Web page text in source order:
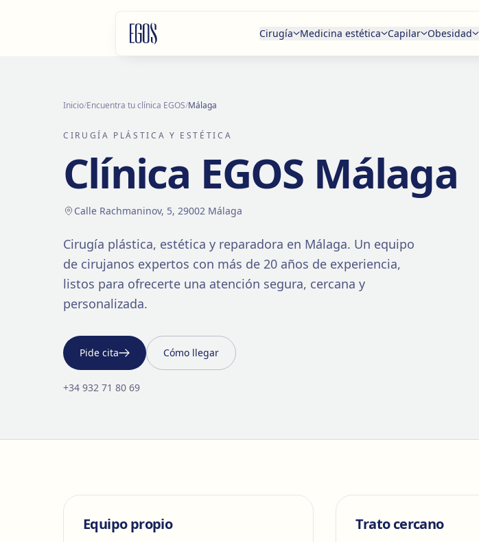
Cirugía Medicina estética Capilar Obesidad
Inicio/Encuentra tu clínica EGOS/Málaga
CIRUGÍA PLÁSTICA Y ESTÉTICA
Clínica EGOS Málaga
Calle Rachmaninov, 5, 29002 Málaga
Cirugía plástica, estética y reparadora en Málaga. Un equipo
de cirujanos expertos con más de 20 años de experiencia,
listos para ofrecerte una atención segura, cercana y
personalizada.
Pide cita Cómo llegar
+34 932 71 80 69
Equipo propio Trato cercano